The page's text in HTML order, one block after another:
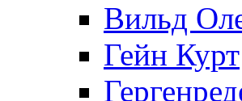
Вильд
Гейн Курт